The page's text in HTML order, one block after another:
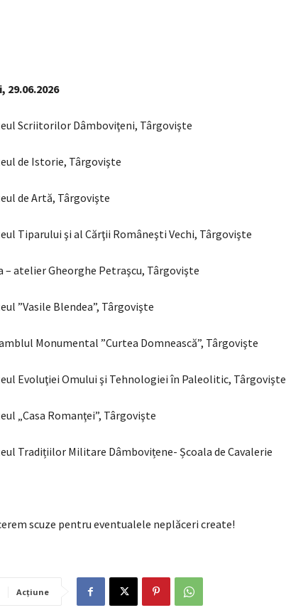
29.06.2026
Scriitorilor Dâmboviţeni, Târgovişte
de Istorie, Târgovişte
de Artă, Târgovişte
Tiparului şi al Cărţii Româneşti Vechi, Târgovişte
– atelier Gheorghe Petraşcu, Târgovişte
”Vasile Blendea”, Târgovişte
Monumental ”Curtea Domnească”, Târgovişte
Evoluţiei Omului şi Tehnologiei în Paleolitic, Târgovişte
„Casa Romanţei”, Târgovişte
Tradițiilor Militare Dâmbovițene- Școala de Cavalerie
scuze pentru eventualele neplăceri create!
Acțiune